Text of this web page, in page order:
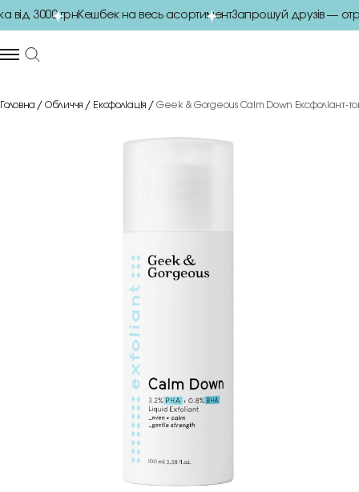
3000 грнКешбек на весь асортиментЗапрошуй друзів —
Головна Обличчя Ексфоліація Geek & Gorgeous Calm Down Ексфоліант-